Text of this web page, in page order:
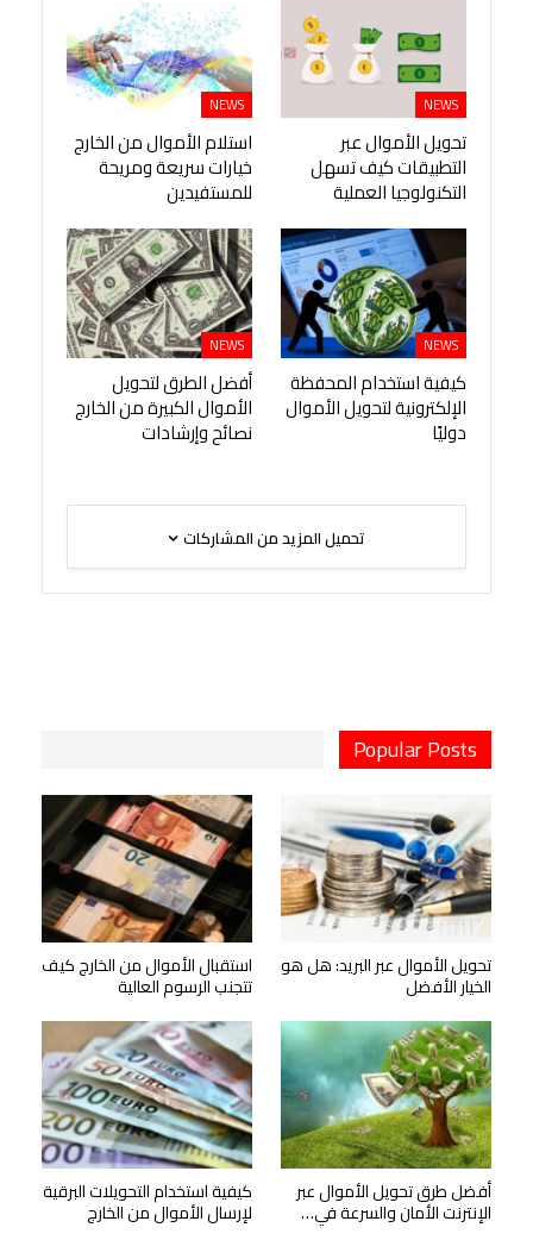
NEWS
تحويل الأموال عبر
التطبيقات كيف تسهل
التكنولوجيا العملية
NEWS
استلام الأموال من الخارج
خيارات سريعة ومريحة
للمستفيدين
NEWS
كيفية استخدام المحفظة
الإلكترونية لتحويل الأموال
دوليًا
NEWS
أفضل الطرق لتحويل
الأموال الكبيرة من الخارج
نصائح وإرشادات
تحميل المزيد من المشاركات
Popular Posts
تحويل الأموال عبر البريد: هل هو
الخيار الأفضل
استقبال الأموال من الخارج كيف
تتجنب الرسوم العالية
أفضل طرق تحويل الأموال عبر
الإنترنت الأمان والسرعة في…
كيفية استخدام التحويلات البرقية
لإرسال الأموال من الخارج